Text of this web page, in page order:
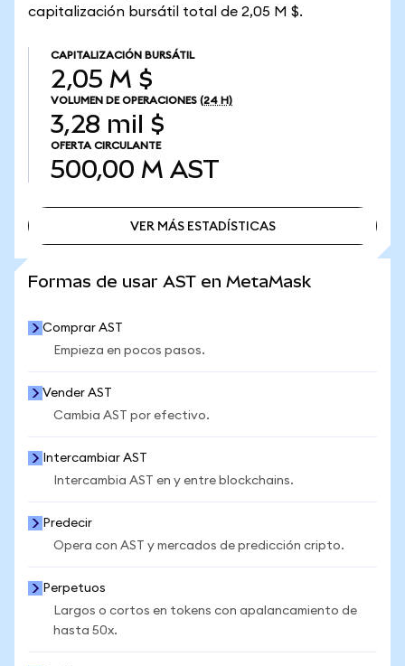
capitalización bursátil total de 2,05 M $.
CAPITALIZACIÓN BURSÁTIL
2,05 M $
VOLUMEN DE OPERACIONES (24 H)
3,28 mil $
OFERTA CIRCULANTE
500,00 M AST
VER MÁS ESTADÍSTICAS
Formas de usar AST en MetaMask
Comprar AST
Empieza en pocos pasos.
Vender AST
Cambia AST por efectivo.
Intercambiar AST
Intercambia AST en y entre blockchains.
Predecir
Opera con AST y mercados de predicción cripto.
Perpetuos
Largos o cortos en tokens con apalancamiento de
hasta 50x.